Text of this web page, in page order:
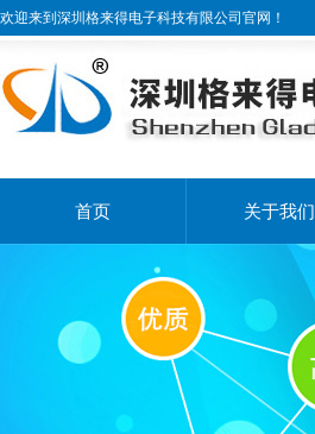
欢迎来到深圳格来得电子科技有限公司官网！
首页 关于我们